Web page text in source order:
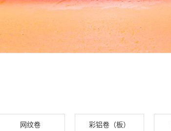
网纹卷 彩铝卷（板）